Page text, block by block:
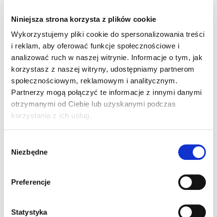
Niniejsza strona korzysta z plików cookie
Wykorzystujemy pliki cookie do spersonalizowania treści
i reklam, aby oferować funkcje społecznościowe i
analizować ruch w naszej witrynie. Informacje o tym, jak
korzystasz z naszej witryny, udostępniamy partnerom
społecznościowym, reklamowym i analitycznym.
Partnerzy mogą połączyć te informacje z innymi danymi
otrzymanymi od Ciebie lub uzyskanymi podczas
korzystania z ich usług.
zgody
Niezbędne
Preferencje
Statystyka
procesom produkcyjnym i ścisłej współpracy z
klientem zagwarantowaliśmy bezpieczeństwo dostaw,
stabilność jakości oraz sprawną realizację nawet
najbardziej wymagających zamówień.
ZASTOSOWANIE W ZALEŻNOŚCI OD
tam, gdzie kluczowe znaczenie mają niezawodne